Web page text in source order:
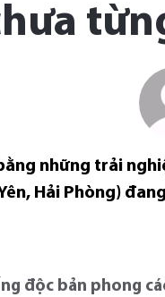
những trải
Hải Phòng)
độc bản phong